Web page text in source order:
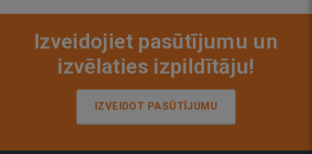
Izveidojiet pasūtījumu un
izvēlaties izpildītāju!
IZVEIDOT PASŪTĪJUMU